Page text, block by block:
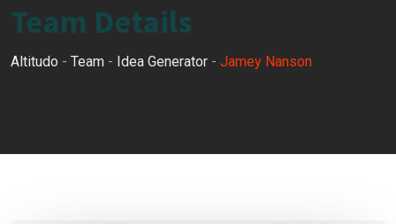
Team Details
Altitudo - Team - Idea Generator - Jamey Nanson